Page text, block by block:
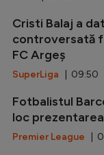
Cristi Balaj a
controversată
FC Argeș
SuperLiga | 09:50
Fotbalistul
loc
Premier League |